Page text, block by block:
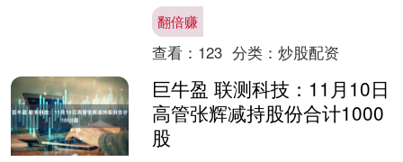
提升生活品质的“厨房神器”更为实在，电
磁炉就是不错的选择。....
翻倍赚
查看： 123 分类： 炒股配资
巨牛盈 联测科技：11月10日
高管张辉减持股份合计1000
股